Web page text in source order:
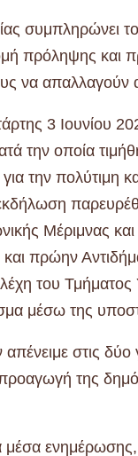
συμπληρώνει
πρόληψης και
να απαλλαγούν
3 Ιουνίου
την οποία
την πολύτιμη
Μέριμνας
πρώην
του Τμήματος
μέσω της
στις δύο
της
μέσα